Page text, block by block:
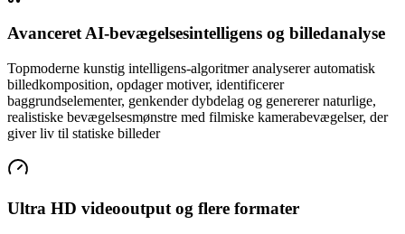
Avanceret AI-bevægelsesintelligens og billedanalyse
Topmoderne kunstig intelligens-algoritmer analyserer automatisk
billedkomposition, opdager motiver, identificerer
baggrundselementer, genkender dybdelag og genererer naturlige,
realistiske bevægelsesmønstre med filmiske kamerabevægelser, der
giver liv til statiske billeder
Ultra HD videooutput og flere formater